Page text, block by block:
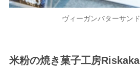
ヴィーガンバターサン
米粉の焼き菓子工房